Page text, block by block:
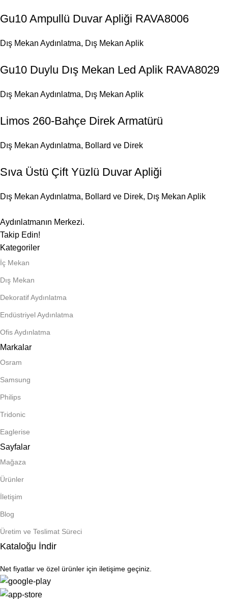
Gu10 Ampullü Duvar Apliği RAVA8006
Dış Mekan Aydınlatma, Dış Mekan Aplik
Gu10 Duylu Dış Mekan Led Aplik RAVA8029
Dış Mekan Aydınlatma, Dış Mekan Aplik
Limos 260-Bahçe Direk Armatürü
Dış Mekan Aydınlatma, Bollard ve Direk
Sıva Üstü Çift Yüzlü Duvar Apliği
Dış Mekan Aydınlatma, Bollard ve Direk, Dış Mekan Aplik
Aydınlatmanın Merkezi.
Takip Edin!
Kategoriler
İç Mekan
Dış Mekan
Dekoratif Aydınlatma
Endüstriyel Aydınlatma
Ofis Aydınlatma
Markalar
Osram
Samsung
Philips
Tridonic
Eaglerise
Sayfalar
Mağaza
Ürünler
İletişim
Blog
Üretim ve Teslimat Süreci
Kataloğu İndir
Net fiyatlar ve özel ürünler için iletişime geçiniz.